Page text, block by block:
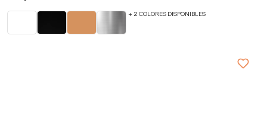
+ 2 COLORES DISPONIBLES